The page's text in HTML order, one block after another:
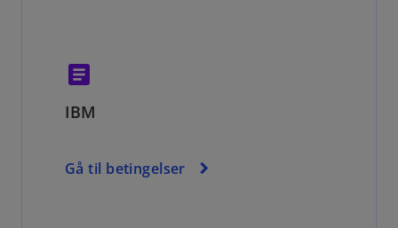
article
IBM
Gå til betingelser